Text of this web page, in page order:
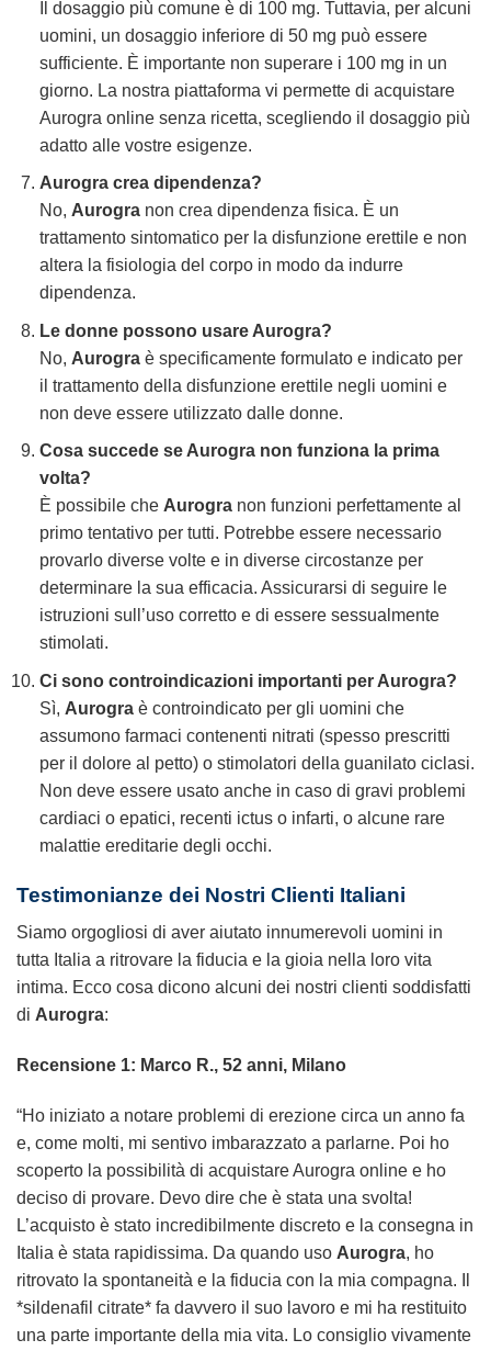
Il dosaggio più comune è di 100 mg. Tuttavia, per alcuni
uomini, un dosaggio inferiore di 50 mg può essere
sufficiente. È importante non superare i 100 mg in un
giorno. La nostra piattaforma vi permette di acquistare
Aurogra online senza ricetta, scegliendo il dosaggio più
adatto alle vostre esigenze.
Aurogra crea dipendenza?
No, Aurogranon crea dipendenza fisica. È un
trattamento sintomatico per la disfunzione erettile e non
altera la fisiologia del corpo in modo da indurre
dipendenza.
Le donne possono usare Aurogra?
No, Aurograè specificamente formulato e indicato per
il trattamento della disfunzione erettile negli uomini e
non deve essere utilizzato dalle donne.
Cosa succede se Aurogra non funziona la prima
volta?
È possibile che Aurogranon funzioni perfettamente al
primo tentativo per tutti. Potrebbe essere necessario
provarlo diverse volte e in diverse circostanze per
determinare la sua efficacia. Assicurarsi di seguire le
istruzioni sull’uso corretto e di essere sessualmente
stimolati.
Ci sono controindicazioni importanti per Aurogra?
Sì, Aurograè controindicato per gli uomini che
assumono farmaci contenenti nitrati (spesso prescritti
per il dolore al petto) o stimolatori della guanilato ciclasi.
Non deve essere usato anche in caso di gravi problemi
cardiaci o epatici, recenti ictus o infarti, o alcune rare
malattie ereditarie degli occhi.
Testimonianze dei Nostri Clienti Italiani
Siamo orgogliosi di aver aiutato innumerevoli uomini in
tutta Italia a ritrovare la fiducia e la gioia nella loro vita
intima. Ecco cosa dicono alcuni dei nostri clienti soddisfatti
di Aurogra:
Recensione 1: Marco R., 52 anni, Milano
“Ho iniziato a notare problemi di erezione circa un anno fa
e, come molti, mi sentivo imbarazzato a parlarne. Poi ho
scoperto la possibilità di acquistare Aurogra online e ho
deciso di provare. Devo dire che è stata una svolta!
L’acquisto è stato incredibilmente discreto e la consegna in
Italia è stata rapidissima. Da quando uso Aurogra, ho
ritrovato la spontaneità e la fiducia con la mia compagna. Il
*sildenafil citrate* fa davvero il suo lavoro e mi ha restituito
una parte importante della mia vita. Lo consiglio vivamente